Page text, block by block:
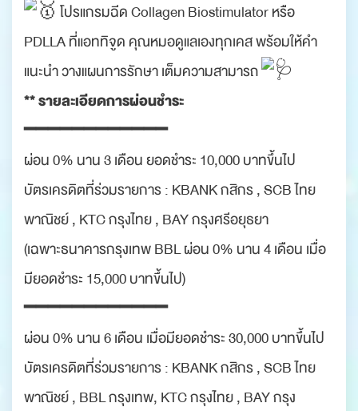
โปรแกรมฉีด Collagen Biostimulator หรือ
PDLLA ที่แอททิจูด คุณหมอดูแลเองทุกเคส พร้อมให้คำ
แนะนำ วางแผนการรักษา เต็มความสามารถ
** รายละเอียดการผ่อนชำระ
━━━━━━━━━━━━
ผ่อน 0% นาน 3 เดือน ยอดชำระ 10,000 บาทขึ้นไป
บัตรเครดิตที่ร่วมรายการ : KBANK กสิกร , SCB ไทย
พาณิชย์ , KTC กรุงไทย , BAY กรุงศรีอยุธยา
(เฉพาะธนาคารกรุงเทพ BBL ผ่อน 0% นาน 4 เดือน เมื่อ
มียอดชำระ 15,000 บาทขึ้นไป)
━━━━━━━━━━━━
ผ่อน 0% นาน 6 เดือน เมื่อมียอดชำระ 30,000 บาทขึ้นไป
บัตรเครดิตที่ร่วมรายการ : KBANK กสิกร , SCB ไทย
พาณิชย์ , BBL กรุงเทพ, KTC กรุงไทย , BAY กรุง